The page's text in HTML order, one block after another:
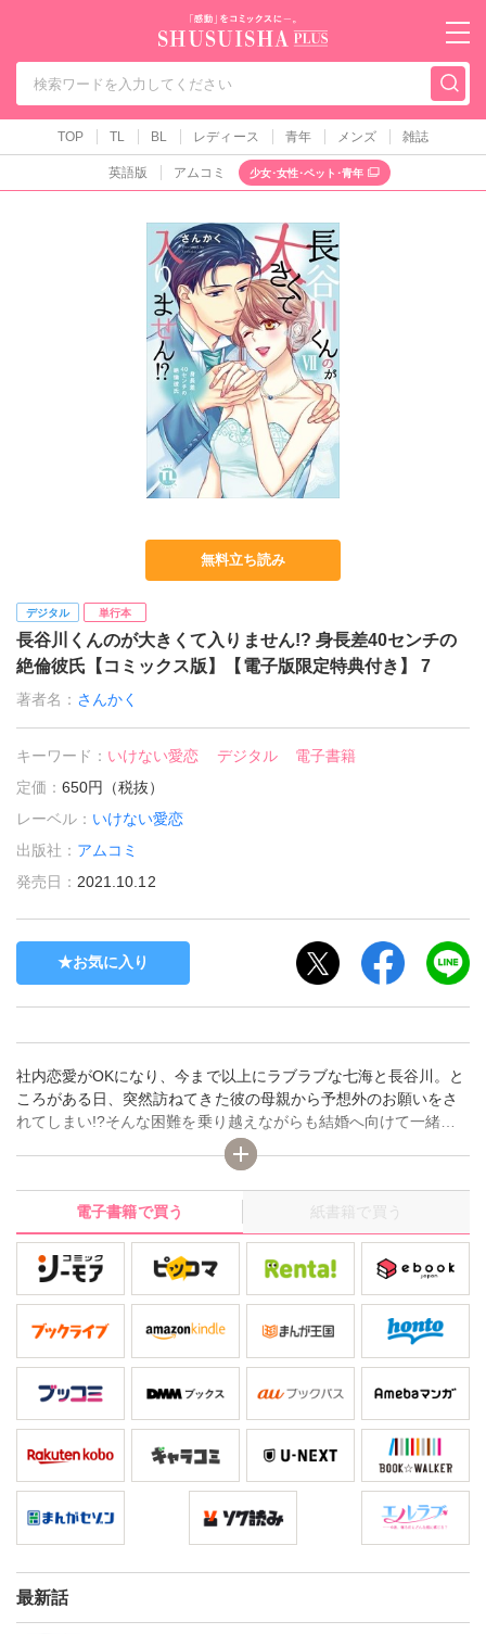
秋水社PLUS（テ
TOP TL BL レディース 青年 メンズ 雑誌
英語版 アムコミ 少女･女性･ペット･青年
無料立ち読み
デジタル 単行本
長谷川くんのが大きくて入りません!? 身長差40センチの
絶倫彼氏【コミックス版】【電子版限定特典付き】 7
著者名： さんかく
キーワード： いけない愛恋 デジタル
電子書籍
定価：650円（税抜）
レーベル： いけない愛恋
出版社： アムコミ
発売日： 2021.10.12
お気に入り
社内恋愛がOKになり、今まで以上にラブラブな七海と長谷川。と
ころがある日、突然訪ねてきた彼の母親から予想外のお願いをさ
れてしまい!?そんな困難を乗り越えながらも結婚へ向けて一緒に
歩み始めた二人は、ついに挙式のため長谷川の実家があるアメリ
カへ!!披露宴後の結婚初夜、白いタキシード姿の彼にガータートス
をしたいとお願いされて…。「1回や2回じゃ終われないからね?」
ウエディングドレスの裾を自分で捲らされ、薄い下着越しに秘部
をコリコリされたり吸われたりするとゾクゾクして我慢できなく
なる七海。いつも以上に絶倫で甘すぎる旦那さまから一晩中愛さ
れて――幸せいっぱいの最終巻!!単行本版でしか読めないおまけペ
ージも満載!【発行:秋水社/発売:大都社】◆収録内容◆ 「長谷川く
んのが大きくて入りません!? 身長差40センチの絶倫彼氏」第29話
～第32話 紙単行本7巻収録の特典ペーパーコレクション・紙単行
本7巻収録のカバーイラスト・電子単行本版限定描き下ろしイラス
ト ※本作品は、「長谷川くんのが大きくて入りません!? 身長差40
センチの絶倫彼氏」第29話～第32話を収録した紙単行本7巻を元
に再編集したものです。※電子書籍「長谷川くんのが大きくて入
りません!? 身長差40センチの絶倫彼氏」15巻・16巻に同内容の話
数が含まれております。
電子書籍で買う 紙書籍で買う
最新話